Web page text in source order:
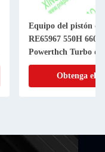
Equipo del pistón
RE65967 550H 6603
Powerthch Turbo
del cilindro del
Obtenga el